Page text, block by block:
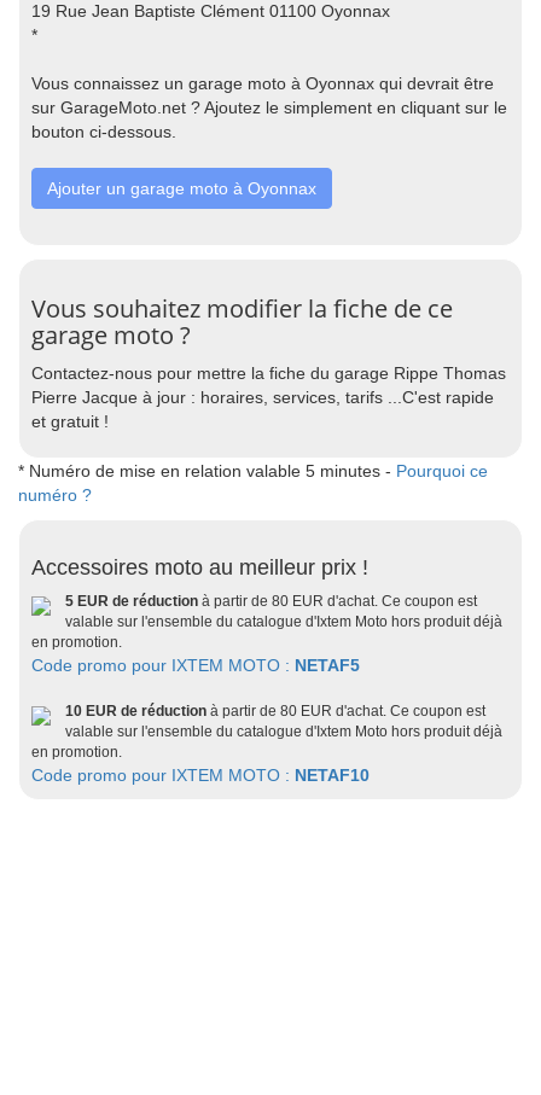
19 Rue Jean Baptiste Clément 01100 Oyonnax
*
Vous connaissez un garage moto à Oyonnax qui devrait être
sur GarageMoto.net ? Ajoutez le simplement en cliquant sur le
bouton ci-dessous.
Ajouter un garage moto à Oyonnax
Vous souhaitez modifier la fiche de ce
garage moto ?
Contactez-nous pour mettre la fiche du garage Rippe Thomas
Pierre Jacque à jour : horaires, services, tarifs ...C'est rapide
et gratuit !
* Numéro de mise en relation valable 5 minutes - Pourquoi ce
numéro ?
Accessoires moto au meilleur prix !
5 EUR de réduction à partir de 80 EUR d'achat. Ce coupon est
valable sur l'ensemble du catalogue d'Ixtem Moto hors produit déjà
en promotion.
Code promo pour IXTEM MOTO : NETAF5
10 EUR de réduction à partir de 80 EUR d'achat. Ce coupon est
valable sur l'ensemble du catalogue d'Ixtem Moto hors produit déjà
en promotion.
Code promo pour IXTEM MOTO : NETAF10